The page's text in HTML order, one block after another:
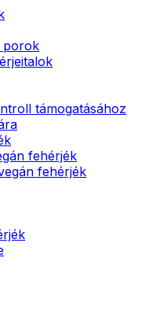
porok
támogatásához
fehérjék
fehérjék